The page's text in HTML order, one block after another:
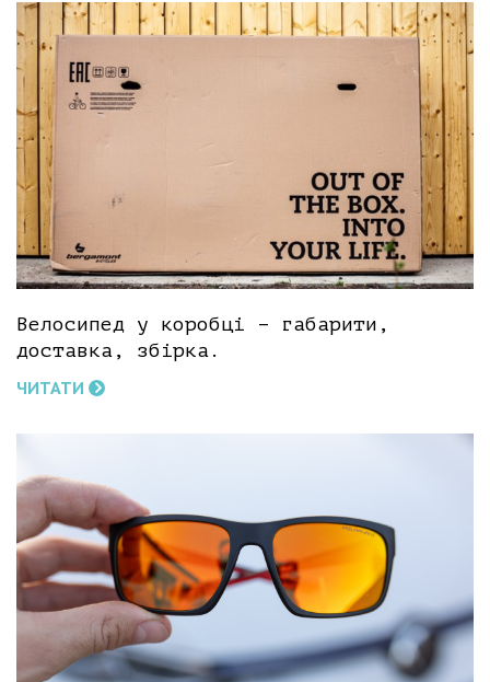
Велосипед у коробці – габарити,
доставка, збірка.
ЧИТАТИ